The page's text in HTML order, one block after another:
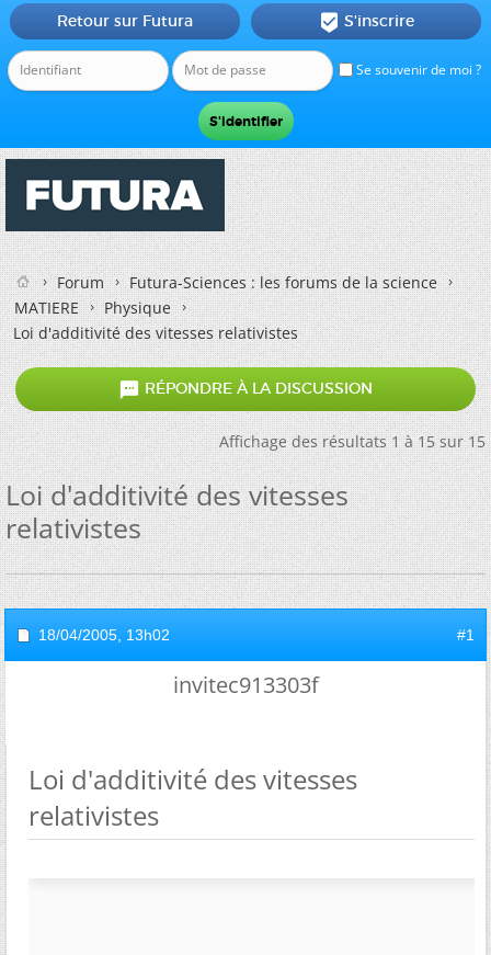
Se souvenir de moi ?
Retour sur Futura  S'inscrire
Forum
Futura-Sciences : les forums de la science
MATIERE
Physique
Loi d'additivité des vitesses relativistes
 RÉPONDRE À LA DISCUSSION
Affichage des résultats 1 à 15 sur 15
Loi d'additivité des vitesses
relativistes
18/04/2005, 13h02 #1
invitec913303f
Loi d'additivité des vitesses
relativistes